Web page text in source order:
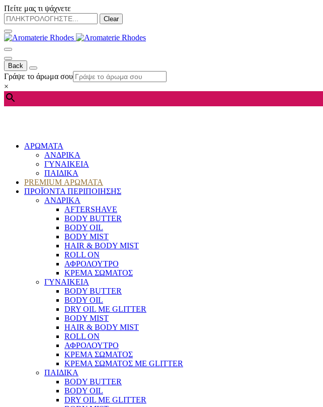
Πείτε μας τι ψάχνετε
Clear
Back
Γράψε το άρωμα σου
×
ΑΡΩΜΑΤΑ
ΑΝΔΡΙΚΑ
ΓΥΝΑΙΚΕΙΑ
ΠΑΙΔΙΚΑ
PREMIUM ΑΡΩΜΑΤΑ
ΠΡΟΪΟΝΤΑ ΠΕΡΙΠΟΙΗΣΗΣ
ΑΝΔΡΙΚΑ
AFTERSHAVE
BODY BUTTER
BODY OIL
BODY MIST
HAIR & BODY MIST
ROLL ON
ΑΦΡΟΛΟΥΤΡΟ
ΚΡΕΜΑ ΣΩΜΑΤΟΣ
ΓΥΝΑΙΚΕΙΑ
BODY BUTTER
BODY OIL
DRY OIL ΜΕ GLITTER
BODY MIST
HAIR & BODY MIST
ROLL ON
ΑΦΡΟΛΟΥΤΡΟ
ΚΡΕΜΑ ΣΩΜΑΤΟΣ
ΚΡΕΜΑ ΣΩΜΑΤΟΣ ΜΕ GLITTER
ΠΑΙΔΙΚΑ
BODY BUTTER
BODY OIL
DRY OIL ΜΕ GLITTER